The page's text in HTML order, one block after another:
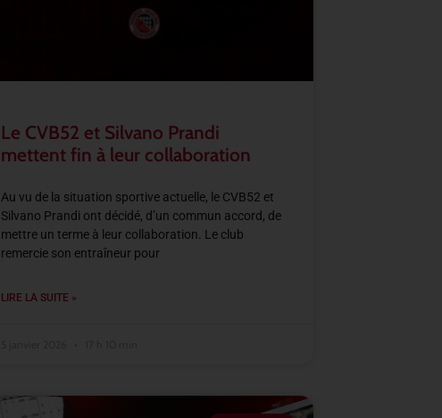
Le CVB52 et Silvano Prandi
mettent fin à leur collaboration
Au vu de la situation sportive actuelle, le CVB52 et
Silvano Prandi ont décidé, d’un commun accord, de
mettre un terme à leur collaboration. Le club
remercie son entraîneur pour
LIRE LA SUITE »